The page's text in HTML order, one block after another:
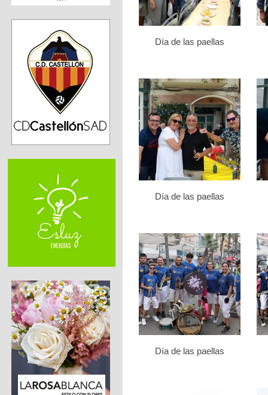
Día de las paellas
Día de las paellas
Día de las paellas